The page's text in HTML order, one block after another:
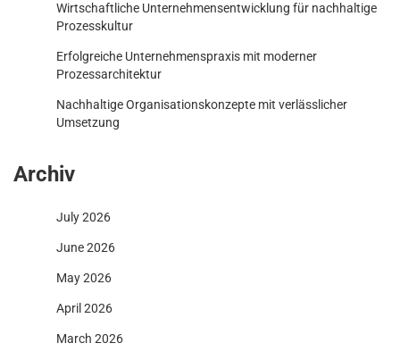
Wirtschaftliche Unternehmensentwicklung für nachhaltige
Prozesskultur
Erfolgreiche Unternehmenspraxis mit moderner
Prozessarchitektur
Nachhaltige Organisationskonzepte mit verlässlicher
Umsetzung
Archiv
July 2026
June 2026
May 2026
April 2026
March 2026